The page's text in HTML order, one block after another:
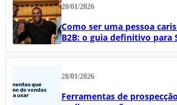
20/01/2026
Como ser uma pessoa
B2B: o guia definitivo para
28/01/2026
Ferramentas de